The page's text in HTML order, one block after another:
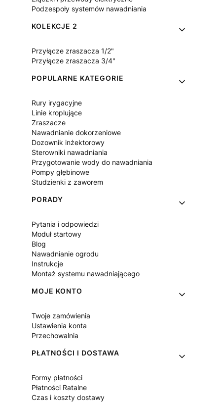
Podzespoły systemów nawadniania
KOLEKCJE 2
Przyłącze zraszacza 1/2"
Przyłącze zraszacza 3/4"
POPULARNE KATEGORIE
Rury irygacyjne
Linie kroplujące
Zraszacze
Nawadnianie dokorzeniowe
Dozownik inżektorowy
Sterowniki nawadniania
Przygotowanie wody do nawadniania
Pompy głębinowe
Studzienki z zaworem
PORADY
Pytania i odpowiedzi
Moduł startowy
Blog
Nawadnianie ogrodu
Instrukcje
Montaż systemu nawadniającego
MOJE KONTO
Twoje zamówienia
Ustawienia konta
Przechowalnia
PŁATNOŚCI I DOSTAWA
Formy płatności
Płatności Ratalne
Czas i koszty dostawy